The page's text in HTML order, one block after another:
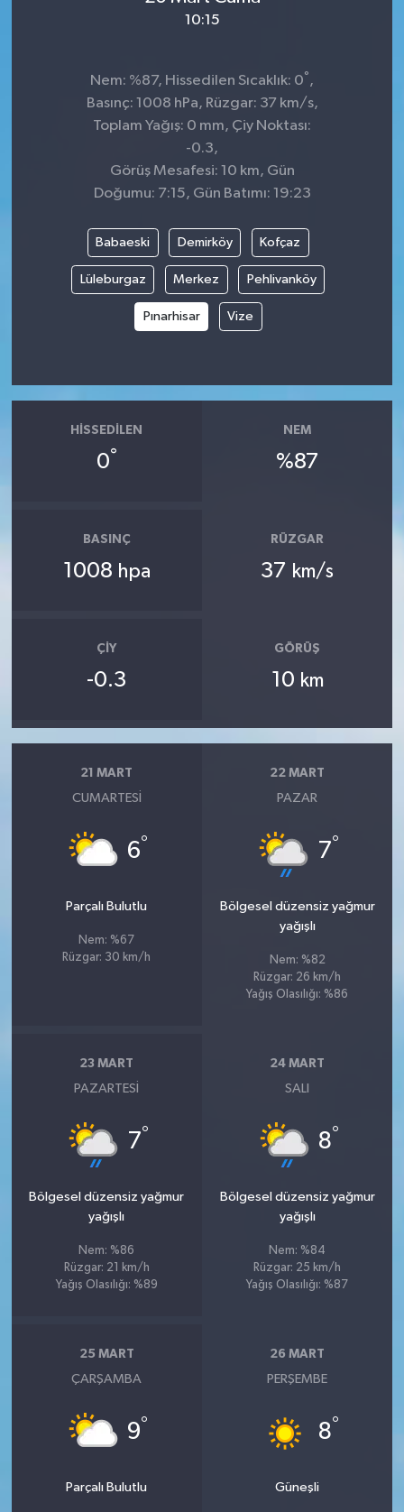
10:15
Nem: %87, Hissedilen Sıcaklık: 0°,
Basınç: 1008 hPa, Rüzgar: 37 km/s,
Toplam Yağış: 0 mm, Çiy Noktası:
-0.3,
Görüş Mesafesi: 10 km, Gün
Doğumu: 7:15, Gün Batımı: 19:23
Babaeski Demirköy Kofçaz
Lüleburgaz Merkez Pehlivanköy
Pınarhisar Vize
HISSEDILEN
0°
NEM
%87
BASINÇ
1008 hpa
RÜZGAR
37 km/s
ÇIY
-0.3
GÖRÜŞ
10 km
21 MART
CUMARTESI
6°
Parçalı Bulutlu
Nem: %67
Rüzgar: 30 km/h
22 MART
PAZAR
7°
Bölgesel düzensiz yağmur
yağışlı
Nem: %82
Rüzgar: 26 km/h
Yağış Olasılığı: %86
23 MART
PAZARTESI
7°
Bölgesel düzensiz yağmur
yağışlı
Nem: %86
Rüzgar: 21 km/h
Yağış Olasılığı: %89
24 MART
SALI
8°
Bölgesel düzensiz yağmur
yağışlı
Nem: %84
Rüzgar: 25 km/h
Yağış Olasılığı: %87
25 MART
ÇARŞAMBA
9°
Parçalı Bulutlu
26 MART
PERŞEMBE
8°
Güneşli